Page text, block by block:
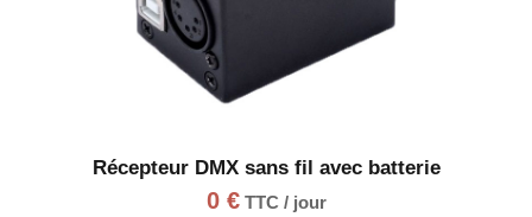
Récepteur DMX sans fil avec batterie
0 €TTC / jour